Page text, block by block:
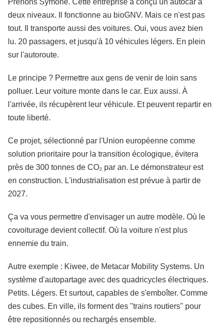
Prenons Symone. Cette entreprise a conçu un autocar à
deux niveaux. Il fonctionne au bioGNV. Mais ce n'est pas
tout. Il transporte aussi des voitures. Oui, vous avez bien
lu. 20 passagers, et jusqu'à 10 véhicules légers. En plein
sur l'autoroute.
Le principe ? Permettre aux gens de venir de loin sans
polluer. Leur voiture monte dans le car. Eux aussi. À
l'arrivée, ils récupèrent leur véhicule. Et peuvent repartir en
toute liberté.
Ce projet, sélectionné par l'Union européenne comme
solution prioritaire pour la transition écologique, évitera
près de 300 tonnes de CO₂ par an. Le démonstrateur est
en construction. L'industrialisation est prévue à partir de
2027.
Ça va vous permettre d'envisager un autre modèle. Où le
covoiturage devient collectif. Où la voiture n'est plus
ennemie du train.
Autre exemple : Kiwee, de Metacar Mobility Systems. Un
système d'autopartage avec des quadricycles électriques.
Petits. Légers. Et surtout, capables de s'emboîter. Comme
des cubes. En ville, ils forment des "trains routiers" pour
être repositionnés ou rechargés ensemble.